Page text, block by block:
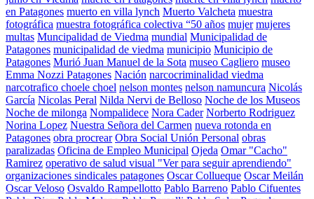
en Patagones muerto en villa lynch Muerto Valcheta muestra
fotográfica muestra fotográfica colectiva “50 años mujer mujeres
multas Muncipalidad de Viedma mundial Municipalidad de
Patagones municipalidad de viedma municipio Municipio de
Patagones Murió Juan Manuel de la Sota museo Cagliero museo
Emma Nozzi Patagones Nación narcocriminalidad viedma
narcotrafico choele choel nelson montes nelson namuncura Nicolás
García Nicolas Peral Nilda Nervi de Belloso Noche de los Museos
Noche de milonga Nompalidece Nora Cader Norberto Rodriguez
Norina Lopez Nuestra Señora del Carmen nueva rotonda en
Patagones obra procrear Obra Social Unión Personal obras
paralizadas Oficina de Empleo Municipal Ojeda Omar "Cacho"
Ramirez operativo de salud visual "Ver para seguir aprendiendo"
organizaciones sindicales patagones Oscar Collueque Oscar Meilán
Oscar Veloso Osvaldo Rampellotto Pablo Barreno Pablo Cifuentes